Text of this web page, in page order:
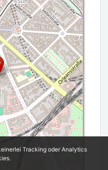
Tracking oder Analytics